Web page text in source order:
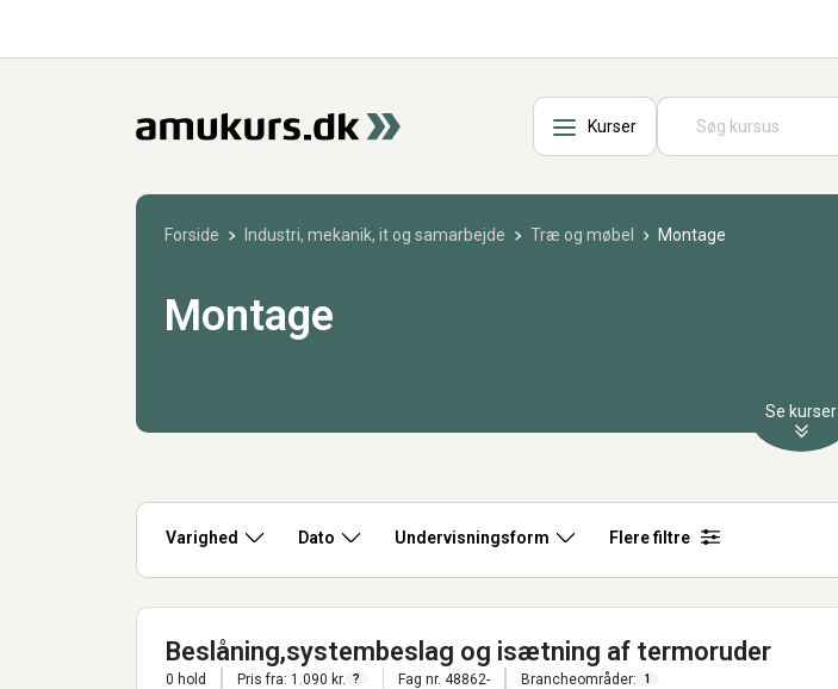
Kurser
Forside Industri, mekanik, it og samarbejde Træ og møbel Montage
Montage
Se kurser
Varighed Dato Undervisningsform Flere filtre
Beslåning,systembeslag og isætning af termoruder
0 hold Pris fra: 1.090 kr. ? Fag nr. 48862- Brancheområder: 1